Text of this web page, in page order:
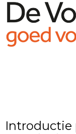
Introductie